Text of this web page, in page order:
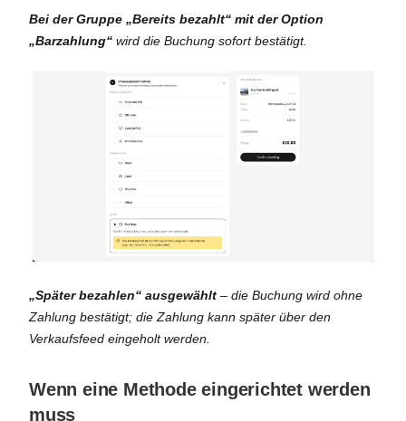
Bei der Gruppe „Bereits bezahlt“ mit der Option
„Barzahlung“ wird die Buchung sofort bestätigt.
„Später bezahlen“ ausgewählt – die Buchung wird ohne
Zahlung bestätigt; die Zahlung kann später über den
Verkaufsfeed eingeholt werden.
Wenn eine Methode eingerichtet werden
muss